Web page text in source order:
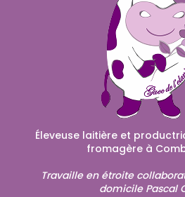
Éleveuse laitière et
fromagère à
Travaille en étroite
domicile Pascal